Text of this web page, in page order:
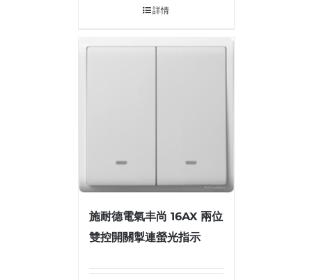
詳情
施耐德電氣丰尚 16AX 兩位
雙控開關掣連螢光指示